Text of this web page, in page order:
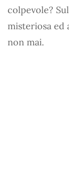
colpevole?
misteriosa ed
non mai.